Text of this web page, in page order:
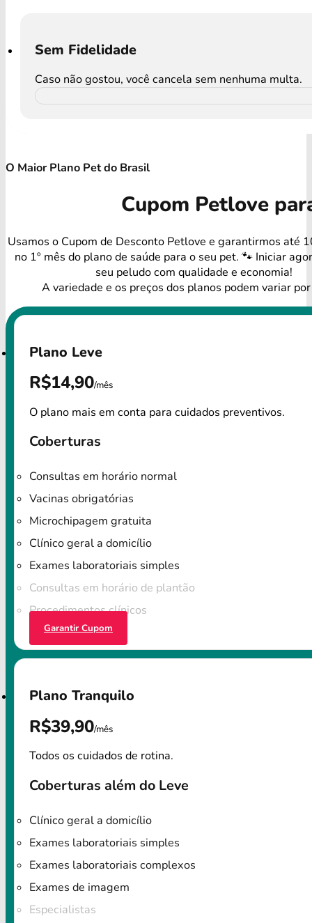
Sem Fidelidade
Caso não gostou, você cancela sem nenhuma multa.
O Maior Plano Pet do Brasil
Cupom Petlove
Usamos o Cupom de Desconto Petlove e garantirmos até
no 1º mês do plano de saúde para o seu pet. 🐾 Iniciar
seu peludo com qualidade e economia!
A variedade e os preços dos planos podem variar
Plano Leve
R$14,90/mês
O plano mais em conta para cuidados preventivos.
Coberturas
Consultas em horário normal
Vacinas obrigatórias
Microchipagem gratuita
Clínico geral a domicílio
Exames laboratoriais simples
Consultas em horário de plantão
Procedimentos clínicos
Garantir Cupom
Plano Tranquilo
R$39,90/mês
Todos os cuidados de rotina.
Coberturas além do Leve
Clínico geral a domicílio
Exames laboratoriais simples
Exames laboratoriais complexos
Exames de imagem
Especialistas